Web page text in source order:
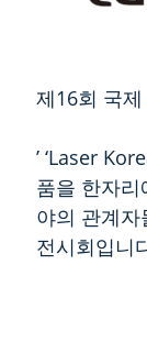
제16회 국제
’ ‘Laser
품을 한자
야의 관계
전시회입니